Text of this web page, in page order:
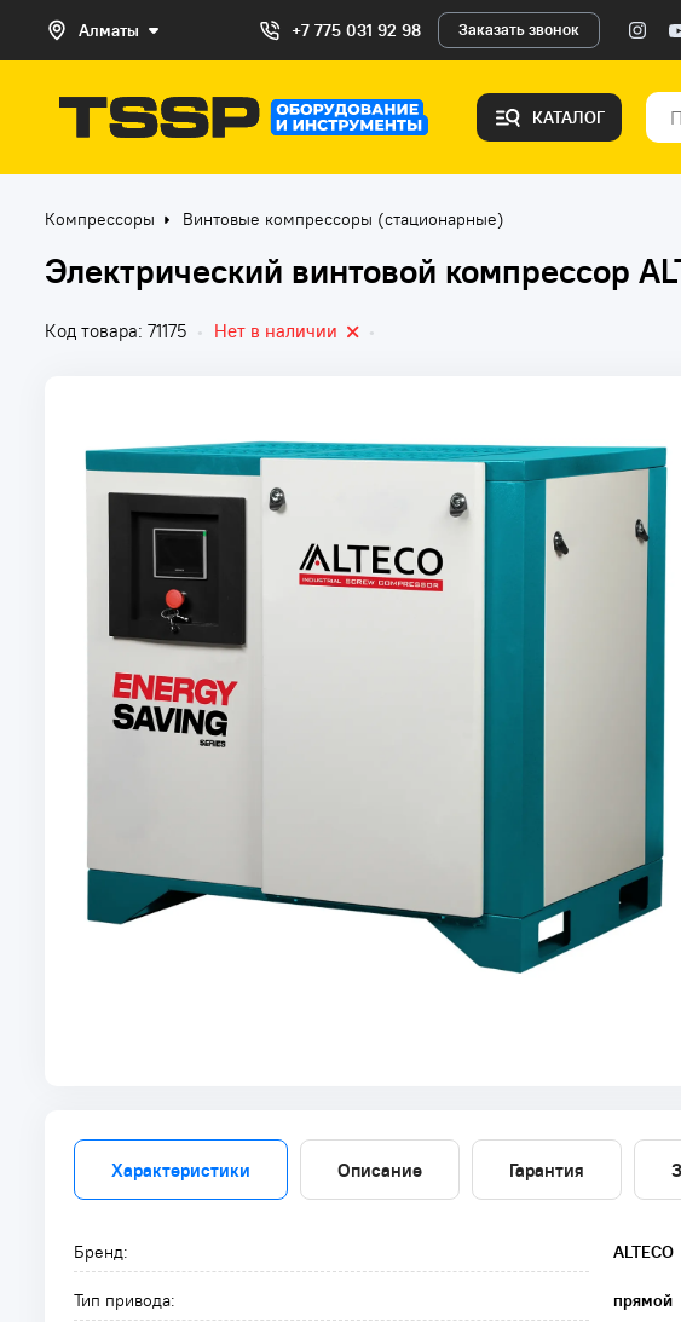
Алматы +7 775 031 92 98 Заказать звонок
КАТАЛОГ
Компрессоры Винтовые компрессоры (стационарные)
Электрический винтовой компрессор
Код товара: 71175 • Нет в наличии •
Характеристики Описание Гарантия
Бренд: ALTECO
Тип привода: прямой